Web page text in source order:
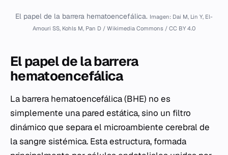
El papel de la barrera hematoencefálica. Imagen: Dai M, Lin Y, El-
Amouri SS, Kohls M, Pan D / Wikimedia Commons / CC BY 4.0
El papel de la barrera
hematoencefálica
La barrera hematoencefálica (BHE) no es
simplemente una pared estática, sino un filtro
dinámico que separa el microambiente cerebral de
la sangre sistémica. Esta estructura, formada